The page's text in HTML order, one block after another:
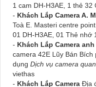
1 cam DH-H3AE, 1 thẻ 32
- Khách Lắp Camera A.
Toà E. Masteri centre
01 DH-H3AE, 01 Thẻ nhớ
- Khách Lắp Camera
camera 42E Lũy Bán
dụng Dịch vụ camera
viethas
- Khách Lắp Camera Địa